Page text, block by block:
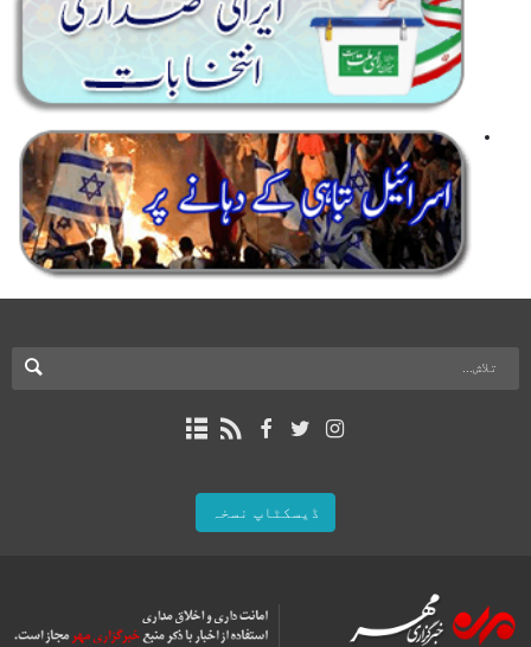
ڈیسکٹاپ نسخہ